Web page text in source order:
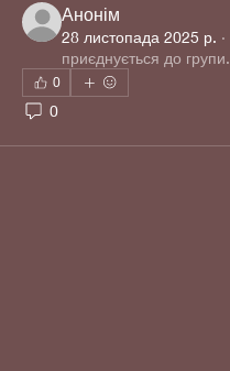
Анонім
28 листопада 2025 р. ·
приєднується до групи.
0
0